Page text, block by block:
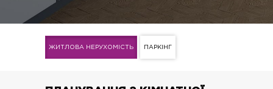
ЖИТЛОВА НЕРУХОМІСТЬ ПАРКІНГ